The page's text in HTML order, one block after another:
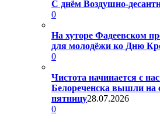
С днём Воздушно-
0
На хуторе Фадеевском
для молодёжи ко Дню
0
Чистота начинается с
Белореченска вышли на
пятницу28.07.2026
0